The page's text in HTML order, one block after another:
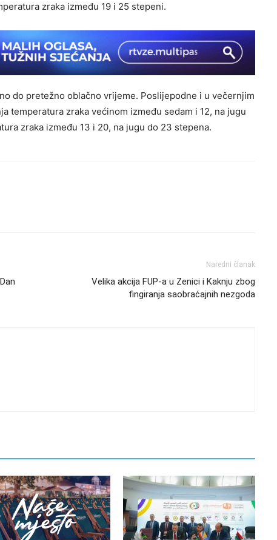
zraka između 19 i 25 stepeni.
do pretežno oblačno vrijeme. Poslijepodne i u večernjim
temperatura zraka većinom između sedam i 12, na jugu
zraka između 13 i 20, na jugu do 23 stepena.
Naredni članak
Velika akcija FUP-a u Zenici i Kaknju zbog
fingiranja saobraćajnih nezgoda